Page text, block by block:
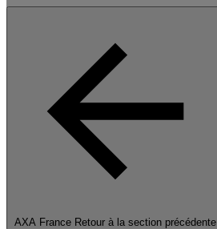
AXA France Retour à la section précédente